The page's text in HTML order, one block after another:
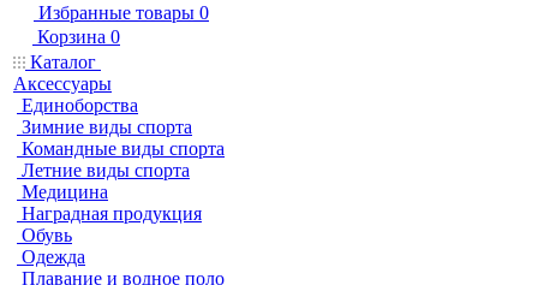
Избранные товары 0
Корзина 0
Каталог
Аксессуары
Единоборства
Зимние виды спорта
Командные виды спорта
Летние виды спорта
Медицина
Наградная продукция
Обувь
Одежда
Плавание и водное поло